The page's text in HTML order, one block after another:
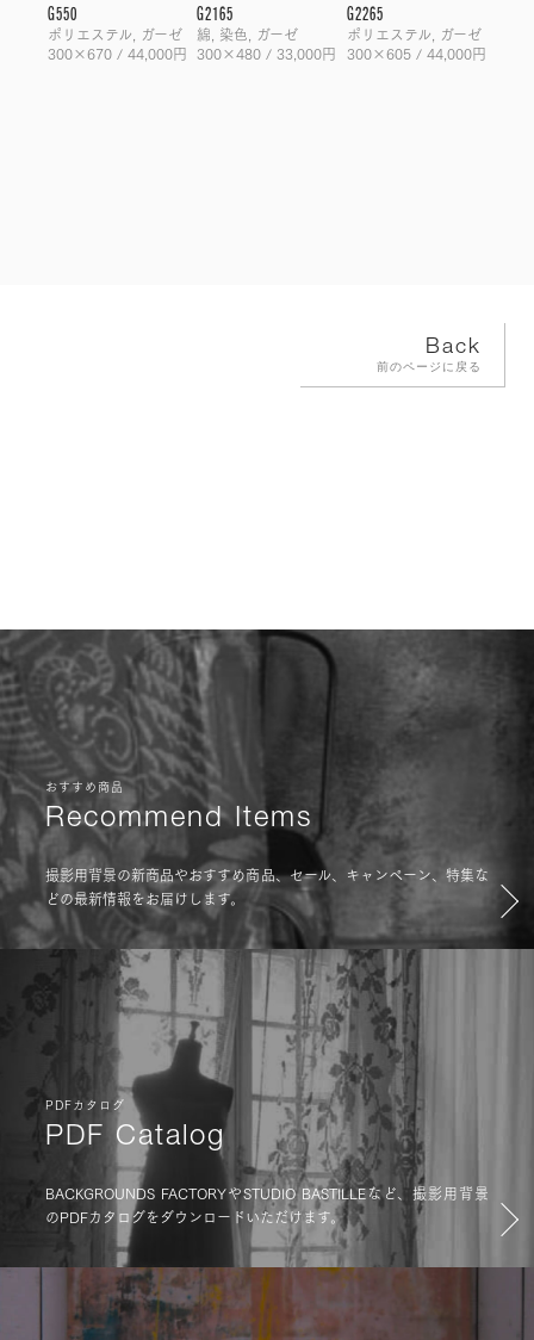
G550
ポリエステル, ガーゼ
300×670 / 44,000円
G2165
綿, 染色, ガーゼ
300×480 / 33,000円
G2265
ポリエステル, ガーゼ
300×605 / 44,000円
Back
前のページに戻る
おすすめ商品
Recommend Items
撮影用背景の新商品やおすすめ商品、セール、キャンペーン、特集な
どの最新情報をお届けします。
PDFカタログ
PDF Catalog
BACKGROUNDS FACTORYやSTUDIO BASTILLEなど、撮影用背景
のPDFカタログをダウンロードいただけます。